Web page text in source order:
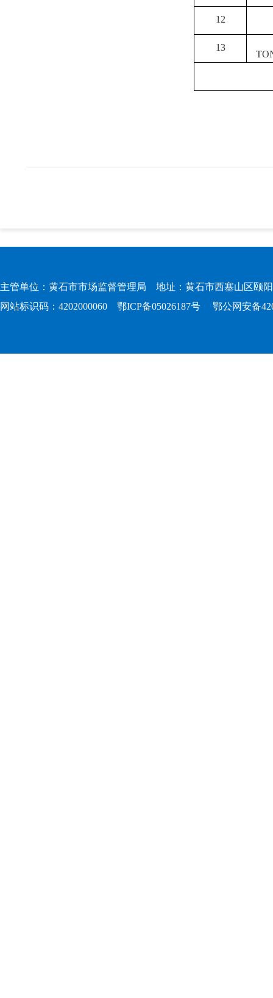
12
13
主管单位：黄石市市场监督管理局 地址：黄石市西塞山区颐
网站标识码：4202000060 鄂ICP备05026187号 鄂公网安备